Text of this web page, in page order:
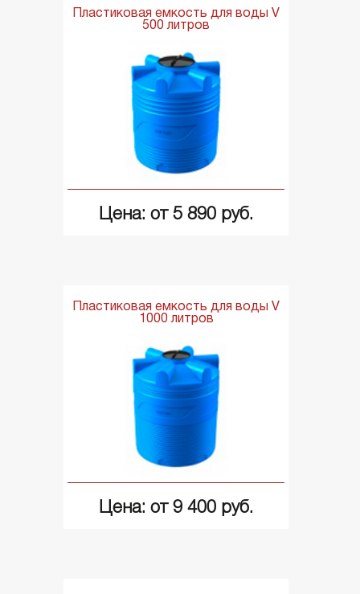
Пластиковая емкость для воды V
500 литров
Цена: от 5 890 руб.
Пластиковая емкость для воды V
1000 литров
Цена: от 9 400 руб.